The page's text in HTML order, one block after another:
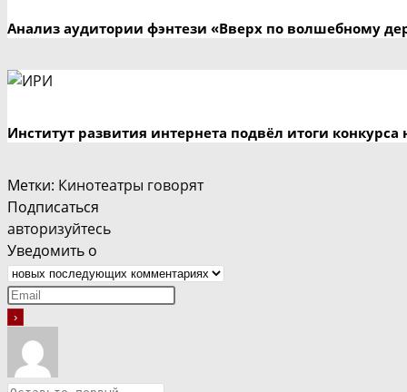
Анализ аудитории фэнтези «Вверх по волшебному
Институт развития интернета подвёл итоги
Метки: Кинотеатры говорят
Подписаться
авторизуйтесь
Уведомить о